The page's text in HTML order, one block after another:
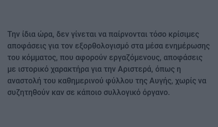
Την ίδια ώρα, δεν γίνεται να παίρνονται τόσο κρίσιμες
αποφάσεις για τον εξορθολογισμό στα μέσα ενημέρωσης
του κόμματος, που αφορούν εργαζόμενους, αποφάσεις
με ιστορικό χαρακτήρα για την Αριστερά, όπως η
αναστολή του καθημερινού φύλλου της Αυγής, χωρίς να
συζητηθούν καν σε κάποιο συλλογικό όργανο.